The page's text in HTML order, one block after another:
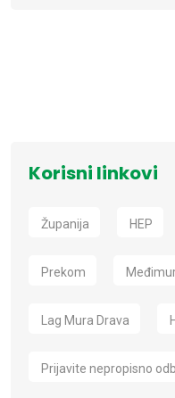
Korisni linkovi
Županija HEP
Prekom
Lag Mura Drava
Prijavite nepropisno